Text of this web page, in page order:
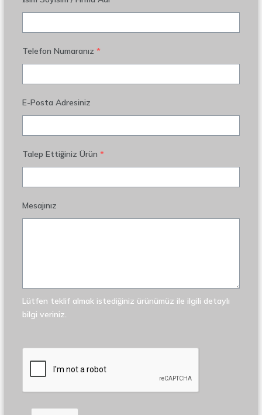
Telefon Numaranız *
E-Posta Adresiniz
Talep Ettiğiniz Ürün *
Mesajınız
Lütfen teklif almak istediğiniz ürünümüz ile ilgili detaylı
bilgi veriniz.